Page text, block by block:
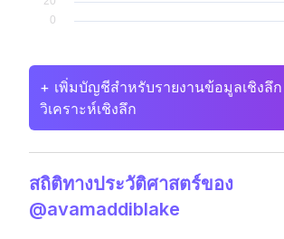
+ เพิ่มบัญชีสำหรับรายงานข้อมูลเชิงลึ
วิเคราะห์เชิงลึก
สถิติทางประวัติศาสตร์ของ
@avamaddiblake